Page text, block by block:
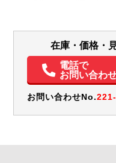
エアコン パワステ パワーウィ
電動格納ミラー
在庫・価格・
電話で
お問い合わ
お問い合わせNo.